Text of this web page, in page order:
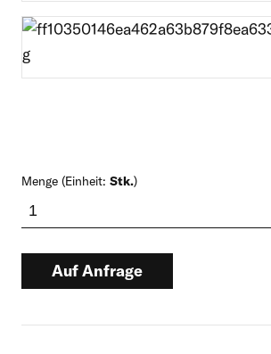
Menge (Einheit: Stk.)
Auf Anfrage